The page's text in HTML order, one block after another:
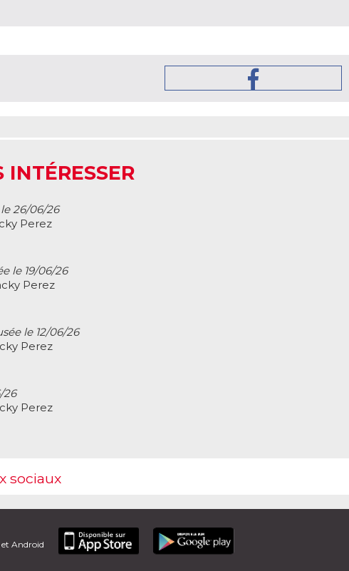
INTÉRESSER
26/06/26
Perez
le 19/06/26
Perez
le 12/06/26
Perez
26
Perez
sociaux
Android